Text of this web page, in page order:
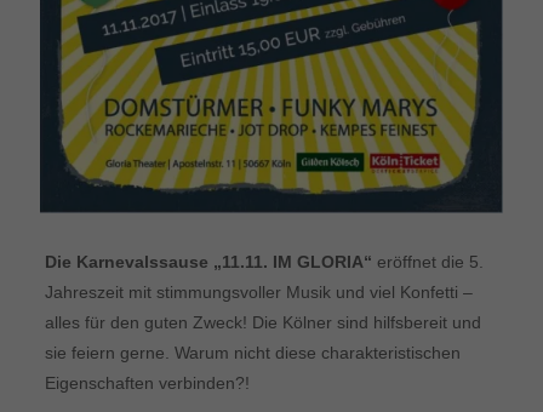
Die Karnevalssause „11.11. IM GLORIA“ eröffnet die 5.
Jahreszeit mit stimmungsvoller Musik und viel Konfetti –
alles für den guten Zweck! Die Kölner sind hilfsbereit und
sie feiern gerne. Warum nicht diese charakteristischen
Eigenschaften verbinden?!